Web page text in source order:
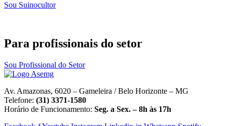
Sou Suinocultor
Para profissionais do setor
Sou Profissional do Setor
Av. Amazonas, 6020 – Gameleira / Belo Horizonte – MG
Telefone: (31) 3371-1580
Horário de Funcionamento: Seg. a Sex. – 8h às 17h